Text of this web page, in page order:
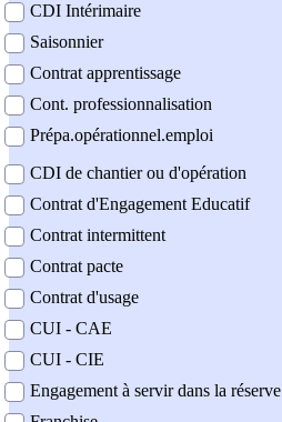
CDI Intérimaire
Saisonnier
Contrat apprentissage
Cont. professionnalisation
Prépa.opérationnel.emploi
CDI de chantier ou d'opération
Contrat d'Engagement Educatif
Contrat intermittent
Contrat pacte
Contrat d'usage
CUI - CAE
CUI - CIE
Engagement à servir dans la réserve